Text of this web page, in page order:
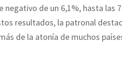
negativo de un 6,1%, hasta las
resultados, la patronal
de la atonía de muchos